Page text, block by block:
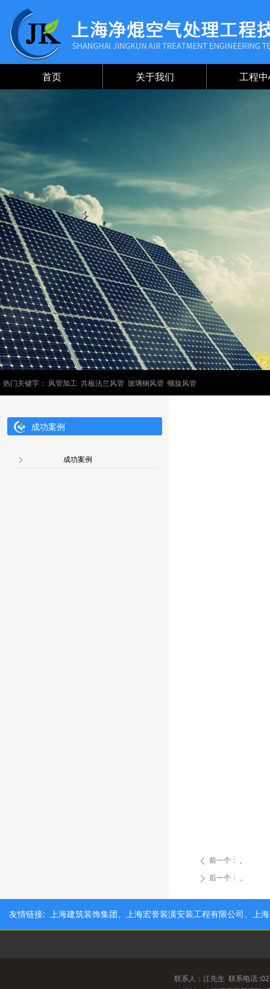
首页 关于我们 工程中
热门关键字： 风管加工 共板法兰风管 玻璃钢风管 螺旋风管
ꄴ 前一个： ,
ꄲ 后一个： 。
成功案例
成功案例
友情链接: 上海建筑装饰集团、上海宏誉装潢安装工程有限公司、上
联系人：江先生 联系电话